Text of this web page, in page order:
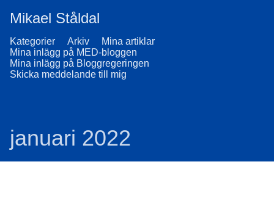
Mikael Ståldal
Kategorier Arkiv
Mina artiklar
Mina inlägg på MED-bloggen
Mina inlägg på Bloggregeringen
Skicka meddelande till mig
januari 2022